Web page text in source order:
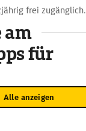
frei zugänglich.
Alle anzeigen
am
für